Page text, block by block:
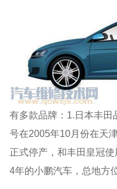
有多款品牌：1.日本丰田
号在2005年10月份在天
正式停产，和丰田皇冠
4年的小鹏汽车，总地方